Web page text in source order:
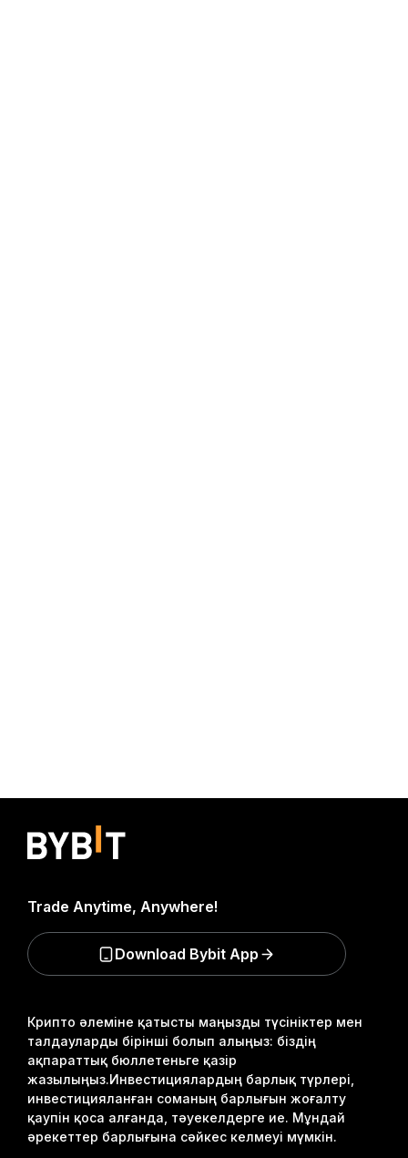
Крипто әлеміне қатысты маңызды түсініктер мен
талдауларды бірінші болып алыңыз: біздің
ақпараттық бюллетеньге қазір
жазылыңыз.Инвестициялардың барлық түрлері,
инвестицияланған соманың барлығын жоғалту
қаупін қоса алғанда, тәуекелдерге ие. Мұндай
әрекеттер барлығына сәйкес келмеуі мүмкін.
Trade Anytime, Anywhere!
Download Bybit App